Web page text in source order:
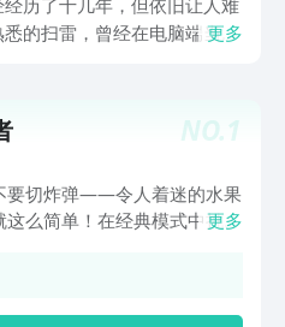
的扫雷，曾经在电脑端当中
接下来小编为大家详细介
更多
NO.1
要切炸弹——令人着迷的水果
这么简单！在经典模式中挑战
在禅境模式下苦练切水果技
更多